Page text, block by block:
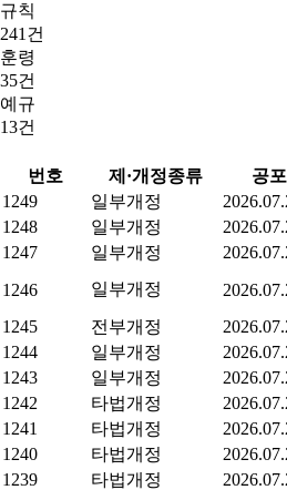
규칙
241건
훈령
35건
예규
13건
번호
제·개정종류 공
1249
일부개정
1248
일부개정
1247
일부개정
1246
일부개정
1245
전부개정
1244
일부개정
1243
일부개정
1242
타법개정
1241
타법개정
1240
타법개정
1239
타법개정